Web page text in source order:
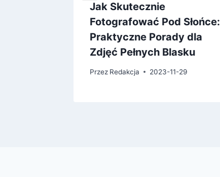
Jak Skutecznie
Fotografować Pod Słońce:
Praktyczne Porady dla
Zdjęć Pełnych Blasku
Przez Redakcja 2023-11-29